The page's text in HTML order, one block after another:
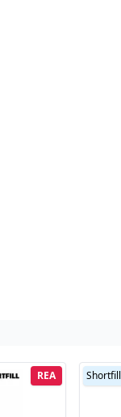
REA Shortfill